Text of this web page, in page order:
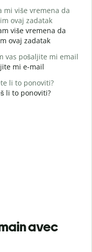
mi više vremena da
ovaj zadatak
više vremena da
ovaj zadatak
vas pošaljite mi email
mi e-mail
li to ponoviti?
li to ponoviti?
avec